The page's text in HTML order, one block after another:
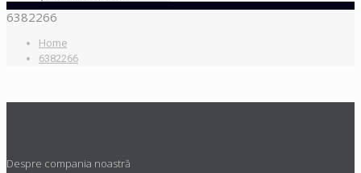
6382266
Home
6382266
Despre compania noastră